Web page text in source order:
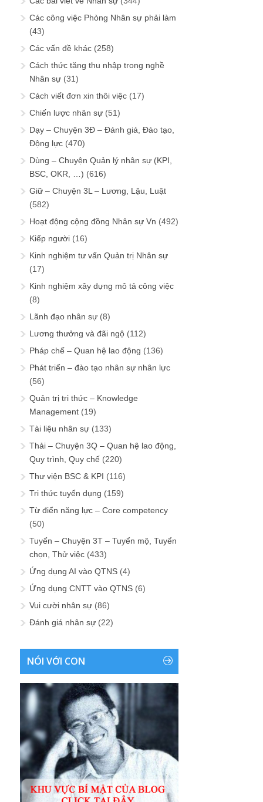
Các công việc Phòng Nhân sự phải làm
(43)
Các vấn đề khác (258)
Cách thức tăng thu nhập trong nghề
Nhân sự (31)
Cách viết đơn xin thôi việc (17)
Chiến lược nhân sự (51)
Dạy – Chuyện 3Đ – Đánh giá, Đào tạo,
Động lực (470)
Dùng – Chuyện Quản lý nhân sự (KPI,
BSC, OKR, …) (616)
Giữ – Chuyện 3L – Lương, Lậu, Luật
(582)
Hoạt động cộng đồng Nhân sự Vn (492)
Kiếp người (16)
Kinh nghiệm tư vấn Quản trị Nhân sự
(17)
Kinh nghiệm xây dựng mô tả công việc
(8)
Lãnh đạo nhân sự (8)
Lương thưởng và đãi ngộ (112)
Pháp chế – Quan hệ lao động (136)
Phát triển – đào tạo nhân sự nhân lực
(56)
Quản trị tri thức – Knowledge
Management (19)
Tài liệu nhân sự (133)
Thải – Chuyện 3Q – Quan hệ lao động,
Quy trình, Quy chế (220)
Thư viện BSC & KPI (116)
Tri thức tuyển dụng (159)
Từ điển năng lực – Core competency
(50)
Tuyển – Chuyện 3T – Tuyển mộ, Tuyển
chọn, Thử việc (433)
Ứng dụng AI vào QTNS (4)
Ứng dụng CNTT vào QTNS (6)
Vui cười nhân sự (86)
Đánh giá nhân sự (22)
NÓI VỚI CON